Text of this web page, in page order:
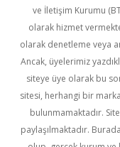
ve İletişim Kurumu
olarak hizmet
olarak denetleme veya
Ancak, üyelerimiz
siteye üye olarak bu
sitesi, herhangi bir
bulunmamaktadır.
paylaşılmaktadır.